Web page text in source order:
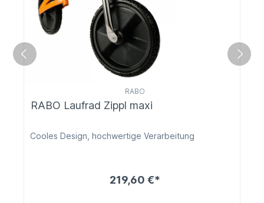
RABO
RABO Laufrad Zippl maxi
Cooles Design, hochwertige Verarbeitung
219,60 €*